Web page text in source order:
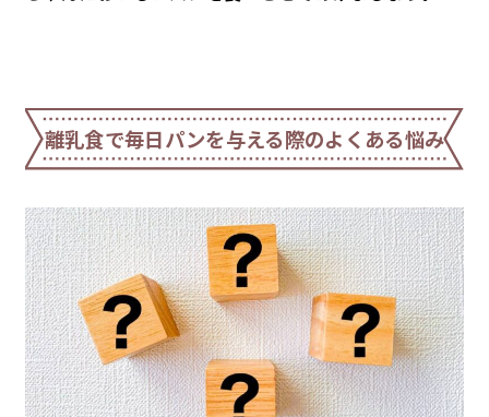
離乳食で毎日パンを与える際のよくある悩み